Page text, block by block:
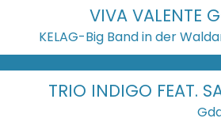
VIVA VALENTE
KELAG-Big Band in der
TRIO INDIGO FEAT.